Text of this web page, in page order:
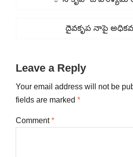
Next
దైవకృప నాపై
Leave a Reply
Your email address will not be
fields are marked *
Comment*